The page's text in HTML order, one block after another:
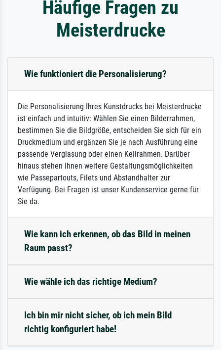
Häufige Fragen zu
Meisterdrucke
Wie funktioniert die Personalisierung?
Die Personalisierung Ihres Kunstdrucks bei Meisterdrucke
ist einfach und intuitiv: Wählen Sie einen Bilderrahmen,
bestimmen Sie die Bildgröße, entscheiden Sie sich für ein
Druckmedium und ergänzen Sie je nach Ausführung eine
passende Verglasung oder einen Keilrahmen. Darüber
hinaus stehen Ihnen weitere Gestaltungsmöglichkeiten
wie Passepartouts, Filets und Abstandhalter zur
Verfügung. Bei Fragen ist unser Kundenservice gerne für
Sie da.
Wie kann ich erkennen, ob das Bild in meinen
Raum passt?
Wie wähle ich das richtige Medium?
Ich bin mir nicht sicher, ob ich mein Bild
richtig konfiguriert habe!